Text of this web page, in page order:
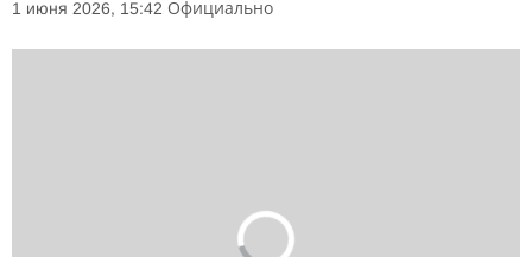
1 июня 2026, 15:42 Официально